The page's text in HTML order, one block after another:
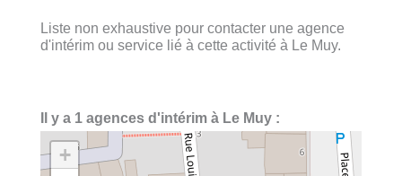
Liste non exhaustive pour contacter une agence
d'intérim ou service lié à cette activité à Le Muy.
Il y a 1 agences d'intérim à Le Muy :
+